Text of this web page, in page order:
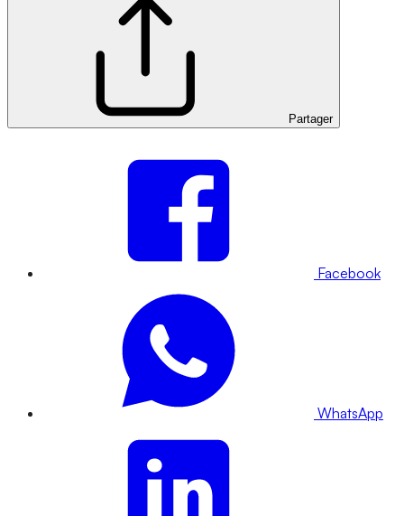
Partager
Facebook
WhatsApp